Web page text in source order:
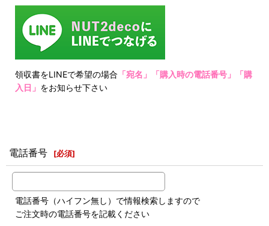
領収書をLINEで希望の場合 「宛名」「購入時の電話番号」「購
入日」 をお知らせ下さい
電話番号 [必須]
電話番号（ハイフン無し）で情報検索しますので
ご注文時の電話番号を記載ください